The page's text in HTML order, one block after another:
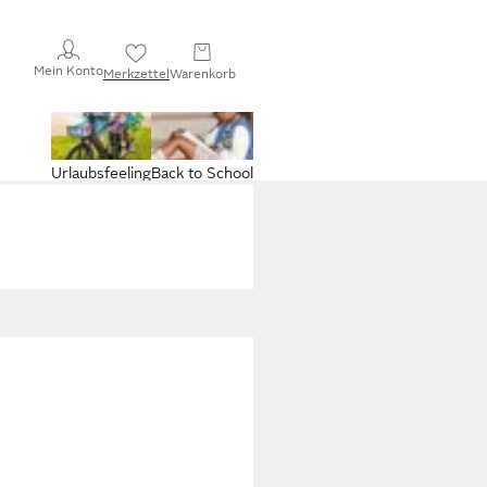
Mein KontoMerkzettelWarenkorb
Back to School
Urlaubsfeeling